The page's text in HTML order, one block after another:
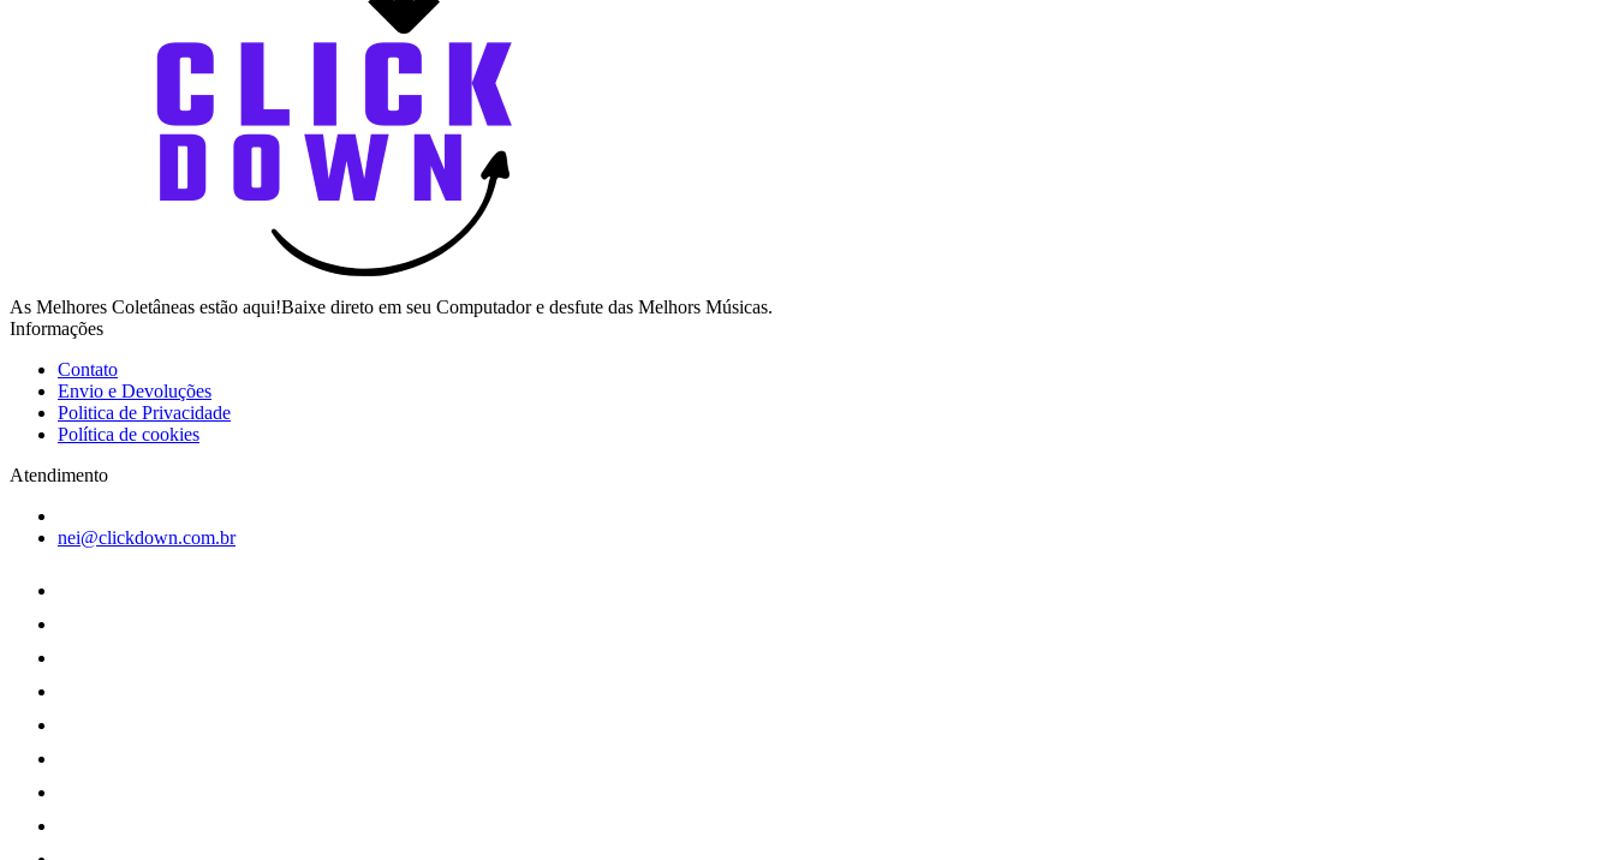
As Melhores Coletâneas estão aqui!Baixe direto em seu Computador e desfute das Melhors Músicas.
Informações
Contato
Envio e Devoluções
Politica de Privacidade
Política de cookies
Atendimento
nei@clickdown.com.br